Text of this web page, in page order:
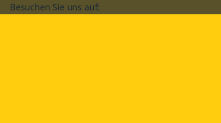
Besuchen Sie uns auf: